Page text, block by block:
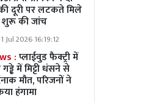
दूरी पर लटकते मिले
की जांच
Jul 2026 16:19:12
:प्लाईवुड फैक्ट्री में
में मिट्टी धंसने से
मौत, परिजनों ने
हंगामा